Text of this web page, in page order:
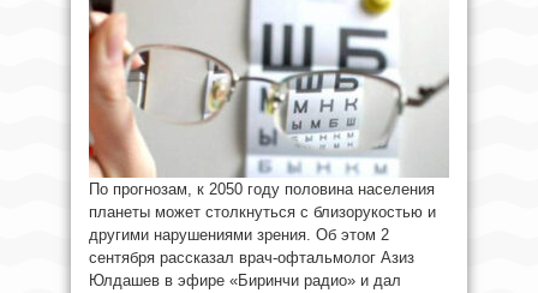
По прогнозам, к 2050 году половина населения
планеты может столкнуться с близорукостью и
другими нарушениями зрения. Об этом 2
сентября рассказал врач-офтальмолог Азиз
Юлдашев в эфире «Биринчи радио» и дал